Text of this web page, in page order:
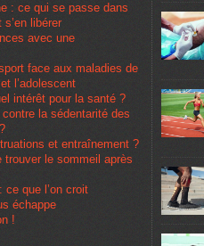
: ce qui se passe dans
libérer
avec une
face aux maladies de
l’adolescent
intérêt pour la santé ?
la sédentarité des
et entraînement ?
trouver le sommeil après
ce que l’on croit
échappe
!